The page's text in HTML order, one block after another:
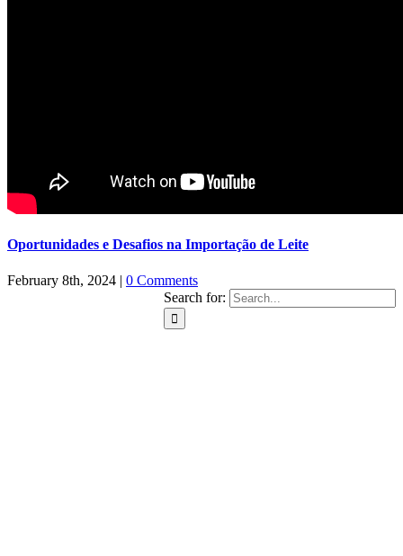
Oportunidades e Desafios na Importação de Leite
February 8th, 2024 | 0 Comments
Search for: